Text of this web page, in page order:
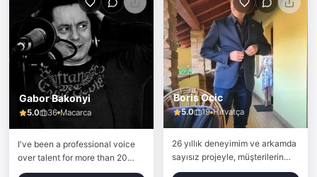
Gabor Bakonyi
5.0 36 Macarca
I've been a professional voice
over talent for more than 20
years.
Boris Ocic
5.0 19 Hırvatça
26 yıllık deneyimim ve arkamda
sayısız projeyle, müşterilerin
isteklerine göre farklı türlerde